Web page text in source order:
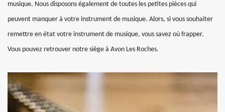
musique. Nous disposons également de toutes les petites pièces qui
peuvent manquer à votre instrument de musique. Alors, si vous souhaiter
remettre en état votre instrument de musique, vous savez où frapper.
Vous pouvez retrouver notre siège à Avon Les Roches.